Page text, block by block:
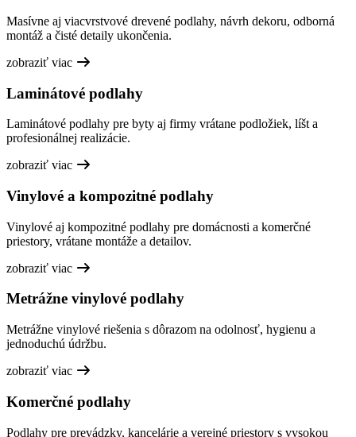
Masívne aj viacvrstvové drevené podlahy, návrh dekoru, odborná
montáž a čisté detaily ukončenia.
zobraziť viac
Laminátové podlahy
Laminátové podlahy pre byty aj firmy vrátane podložiek, líšt a
profesionálnej realizácie.
zobraziť viac
Vinylové a kompozitné podlahy
Vinylové aj kompozitné podlahy pre domácnosti a komerčné
priestory, vrátane montáže a detailov.
zobraziť viac
Metrážne vinylové podlahy
Metrážne vinylové riešenia s dôrazom na odolnosť, hygienu a
jednoduchú údržbu.
zobraziť viac
Komerčné podlahy
Podlahy pre prevádzky, kancelárie a verejné priestory s vysokou